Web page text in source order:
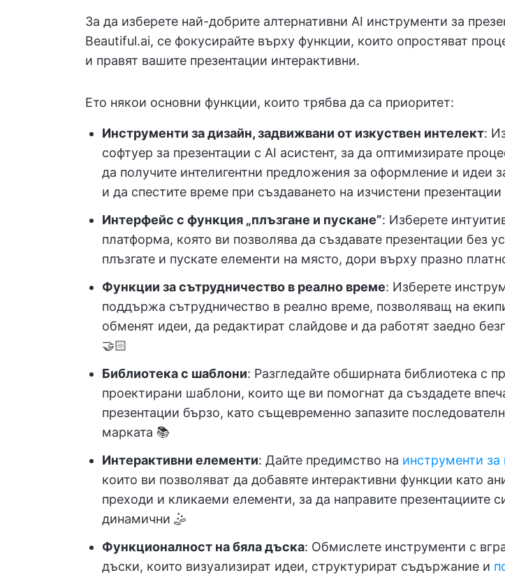
За да изберете най-добрите алтернативни AI инструменти за
Beautiful.ai, се фокусирайте върху функции, които опростяват
и правят вашите презентации интерактивни.
Ето някои основни функции, които трябва да са приоритет:
Инструменти за дизайн, задвижвани от изкуствен интелект:
софтуер за презентации с AI асистент, за да оптимизирате
да получите интелигентни предложения за оформление и идеи
и да спестите време при създаването на изчистени презентации
Интерфейс с функция „плъзгане и пускане”: Изберете
платформа, която ви позволява да създавате презентации без
плъзгате и пускате елементи на място, дори върху празно
Функции за сътрудничество в реално време: Изберете
поддържа сътрудничество в реално време, позволяващ на
обменят идеи, да редактират слайдове и да работят заедно
🤝🏻
Библиотека с шаблони: Разгледайте обширната библиотека с
проектирани шаблони, които ще ви помогнат да създадете
презентации бързо, като същевременно запазите
марката 📚
Интерактивни елементи: Дайте предимство на инструменти за
които ви позволяват да добавяте интерактивни функции като
преходи и кликаеми елементи, за да направите презентациите
динамични 🤹
Функционалност на бяла дъска: Обмислете инструменти с
дъски, които визуализират идеи, структурират съдържание и